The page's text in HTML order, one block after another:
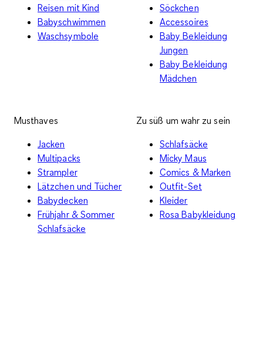
Reisen mit Kind
Babyschwimmen
Waschsymbole
Söckchen
Accessoires
Baby Bekleidung
Jungen
Baby Bekleidung
Mädchen
Musthaves
Jacken
Multipacks
Strampler
Lätzchen und Tücher
Babydecken
Frühjahr & Sommer
Schlafsäcke
Zu süß um wahr zu sein
Schlafsäcke
Micky Maus
Comics & Marken
Outfit-Set
Kleider
Rosa Babykleidung